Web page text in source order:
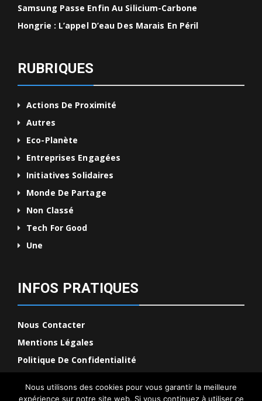
Samsung Passe Enfin Au Silicium-Carbone
Hongrie : L’appel D’eau Des Marais En Péril
RUBRIQUES
Actions De Proximité
Autres
Eco-Planète
Entreprises Engagées
Initiatives Solidaires
Monde De Partage
Non Classé
Tech For Good
Une
INFOS PRATIQUES
Nous Contacter
Mentions Légales
Politique De Confidentialité
Nous utilisons des cookies pour vous garantir la meilleure
expérience sur notre site web. Si vous continuez à utiliser ce